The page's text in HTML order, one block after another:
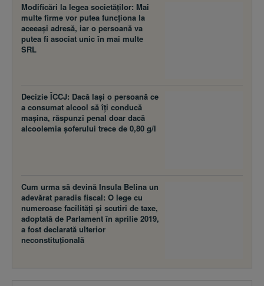
Modificări la legea societăţilor: Mai
multe firme vor putea funcţiona la
aceeaşi adresă, iar o persoană va
putea fi asociat unic în mai multe
SRL
Decizie ÎCCJ: Dacă laşi o persoană ce
a consumat alcool să îţi conducă
maşina, răspunzi penal doar dacă
alcoolemia şoferului trece de 0,80 g/l
Cum urma să devină Insula Belina un
adevărat paradis fiscal: O lege cu
numeroase facilităţi şi scutiri de taxe,
adoptată de Parlament în aprilie 2019,
a fost declarată ulterior
neconstituţională